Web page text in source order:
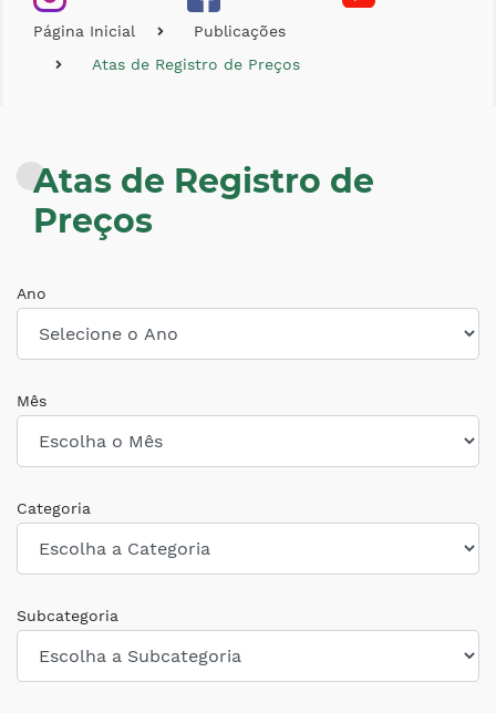
Página Inicial
Publicações
Atas de Registro de Preços
Atas de Registro de
Preços
Ano
Mês
Categoria
Subcategoria